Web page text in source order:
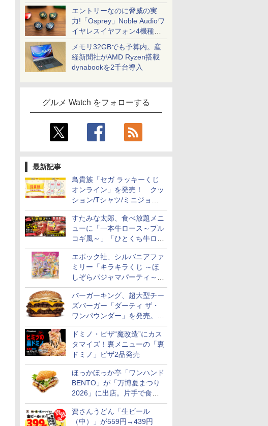
エントリーなのに脅威の実
力!「Osprey」Noble Audioワ
イヤレスイヤフォン4機種を
一気に聴く
メモリ32GBでも予算内。産
経新聞社がAMD Ryzen搭載
dynabookを2千台導入
グルメ Watch をフォローする
最新記事
鳥貴族「セガ ラッキーくじ
オンライン」を発売！ クッ
ション/Tシャツ/ミニジョッ
キ/ステッカーなど全7賞
すたみな太郎、食べ放題メニ
ューに「一本牛ロース～プル
コギ風～」「ひとくち牛ロー
スステーキ」をお盆限定で追
加
エポック社、シルバニアファ
ミリー「キラキラくじ ～ほ
しぞらパジャマパーティ～」
を発売。人形/家具/建物など
バーガーキング、超大型チー
ズバーガー「ダーティ ザ・
ワンパウンダー」を発売。総
カロリー約1656kcal、総重量
約527g！
ドミノ・ピザ“魔改造”にカス
タマイズ！裏メニューの「裏
ドミノ」ピザ2品発売
ほっかほっか亭「ワンハンド
BENTO」が「万博夏まつり
2026」に出店。片手で食べ
られる海苔弁や和牛きんぴら
を販売
資さんうどん「生ビール
（中）」が559円→439円